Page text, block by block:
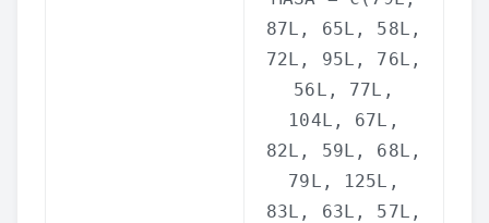
87L, 65L, 58L,
72L, 95L, 76L,
56L, 77L,
104L, 67L,
82L, 59L, 68L,
79L, 125L,
83L, 63L, 57L,